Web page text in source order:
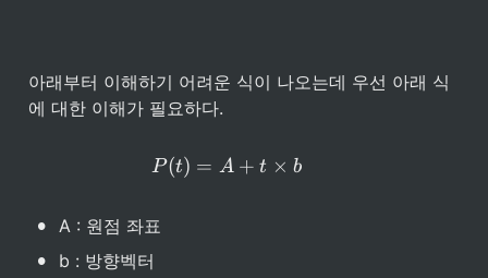
아래부터 이해하기 어려운 식이 나오는데 우선 아래 식
에 대한 이해가 필요하다.
P(t) = A + t\times b
P(t) = A + t × b
• A : 원점 좌표
• b : 방향벡터